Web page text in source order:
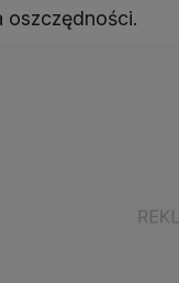
oszczędności.